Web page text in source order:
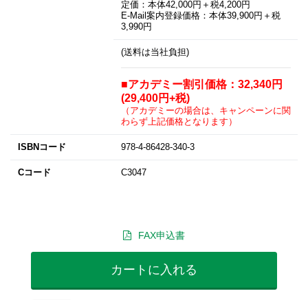
定価：本体42,000円＋税4,200円
E-Mail案内登録価格：本体39,900円＋税
3,990円
(送料は当社負担)
■アカデミー割引価格：32,340円
(29,400円+税)
（アカデミーの場合は、キャンペーンに関
わらず上記価格となります）
ISBNコード 978-4-86428-340-3
Cコード C3047
FAX申込書
カートに入れる